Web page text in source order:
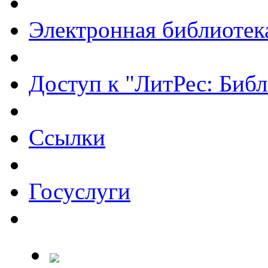
Электронная
Доступ к "ЛитРес:
Ссылки
Госуслуги